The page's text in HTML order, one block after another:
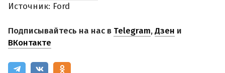
Источник: Ford
Подписывайтесь на нас в Telegram,Дзен и
ВКонтакте